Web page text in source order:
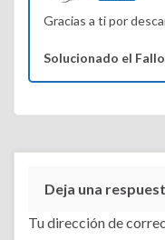
Gracias a ti por
Solucionado el
Deja una
Tu dirección de